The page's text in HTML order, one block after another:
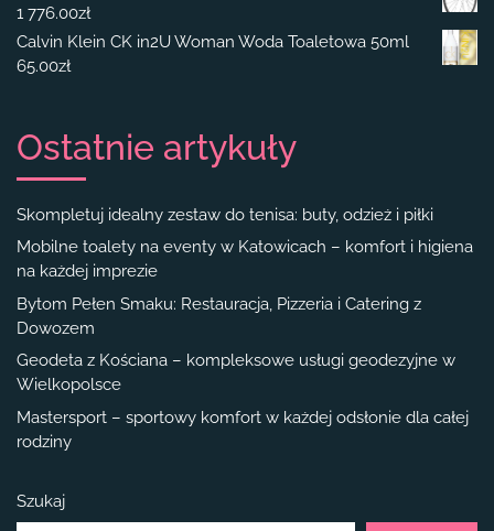
1 776.00zł
Calvin Klein CK in2U Woman Woda Toaletowa 50ml
65.00zł
Ostatnie artykuły
Skompletuj idealny zestaw do tenisa: buty, odzież i piłki
Mobilne toalety na eventy w Katowicach – komfort i higiena
na każdej imprezie
Bytom Pełen Smaku: Restauracja, Pizzeria i Catering z
Dowozem
Geodeta z Kościana – kompleksowe usługi geodezyjne w
Wielkopolsce
Mastersport – sportowy komfort w każdej odsłonie dla całej
rodziny
Szukaj